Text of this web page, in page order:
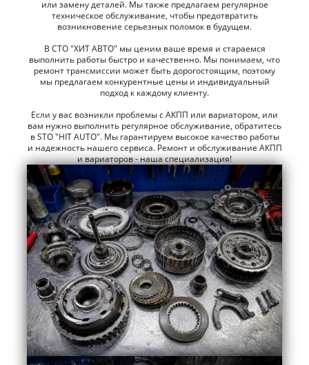
или замену деталей. Мы также предлагаем регулярное
техническое обслуживание, чтобы предотвратить
возникновение серьезных поломок в будущем.
В СТО "ХИТ АВТО" мы ценим ваше время и стараемся
выполнить работы быстро и качественно. Мы понимаем, что
ремонт трансмиссии может быть дорогостоящим, поэтому
мы предлагаем конкурентные цены и индивидуальный
подход к каждому клиенту.
Если у вас возникли проблемы с АКПП или вариатором, или
вам нужно выполнить регулярное обслуживание, обратитесь
в STO "HIT AUTO". Мы гарантируем высокое качество работы
и надежность нашего сервиса. Ремонт и обслуживание АКПП
и вариаторов - наша специализация!